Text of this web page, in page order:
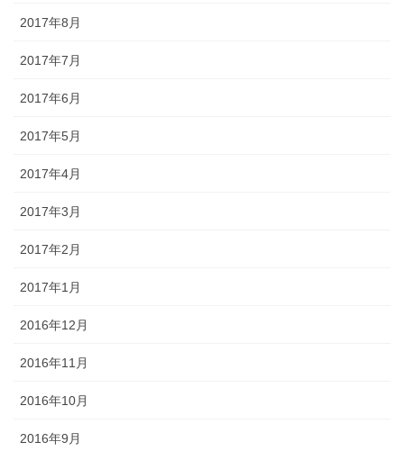
2017年8月
2017年7月
2017年6月
2017年5月
2017年4月
2017年3月
2017年2月
2017年1月
2016年12月
2016年11月
2016年10月
2016年9月